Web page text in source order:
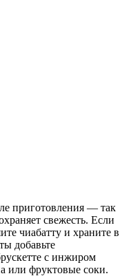
приготовления — так
свежесть. Если
чиабатту и храните в
добавьте
с инжиром
или фруктовые соки.